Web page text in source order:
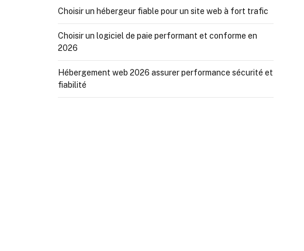
Choisir un hébergeur fiable pour un site web à fort trafic
Choisir un logiciel de paie performant et conforme en
2026
Hébergement web 2026 assurer performance sécurité et
fiabilité